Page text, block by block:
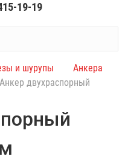
19-19
и шурупы
Анкера
Анкер двухраспорный